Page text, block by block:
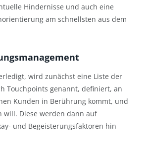
Hindernisse und auch eine
am schnellsten aus dem
wird zunächst eine Liste der
Touchpoints genannt, definiert, an
Kunden in Berührung kommt, und
will. Diese werden dann auf
und Begeisterungsfaktoren hin